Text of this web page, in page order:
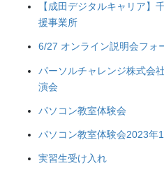
【成田デジタルキャリア】
援事業所
6/27 オンライン説明会フォ
パーソルチャレンジ株式会
演会
パソコン教室体験会
パソコン教室体験会2023年
実習生受け入れ